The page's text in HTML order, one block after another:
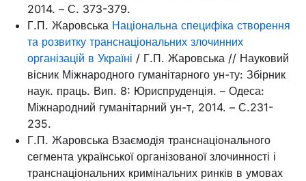
2014. – С. 373-379.
Г.П. Жаровська Національна специфіка створення
та розвитку транснаціональних злочинних
організацій в Україні / Г.П. Жаровська // Науковий
вісник Міжнародного гуманітарного ун-ту: Збірник
наук. праць. Вип. 8: Юриспруденція. – Одеса:
Міжнародний гуманітарний ун-т, 2014. – С.231-
235.
Г.П. Жаровська Взаємодія транснаціонального
сегмента української організованої злочинності і
транснаціональних кримінальних ринків в умовах